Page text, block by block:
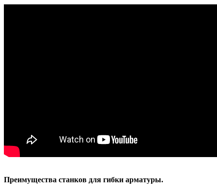
Преимущества станков для гибки арматуры.